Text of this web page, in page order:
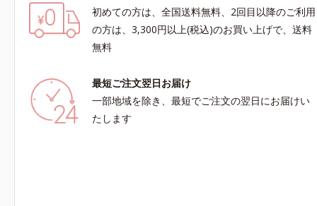
初めての方は、全国送料無料、2回目以降のご利用
の方は、3,300円以上(税込)のお買い上げで、送料
無料
最短ご注文翌日お届け
一部地域を除き、最短でご注文の翌日にお届けい
たします